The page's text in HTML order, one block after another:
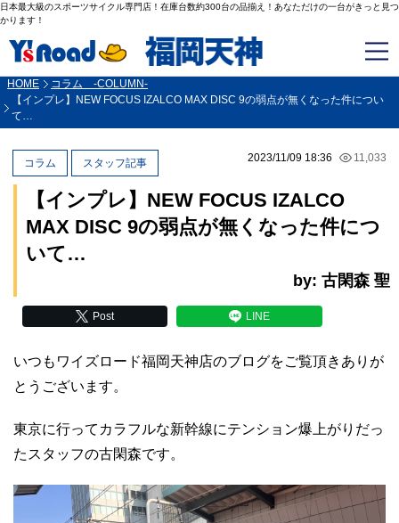
日本最大級のスポーツサイクル専門店！在庫台数約300台の品揃え！あなただけの一台がきっと見つ
かります！
HOME
コラム -COLUMN-
【インプレ】NEW FOCUS IZALCO MAX DISC 9の弱点が無くなった件につい
て…
2023/11/09 18:36 11,033
コラム スタッフ記事
【インプレ】NEW FOCUS IZALCO
MAX DISC 9の弱点が無くなった件につ
いて…
by: 古閑森 聖
Post LINE
いつもワイズロード福岡天神店のブログをご覧頂きありが
とうございます。
東京に行ってカラフルな新幹線にテンション爆上がりだっ
たスタッフの古閑森です。